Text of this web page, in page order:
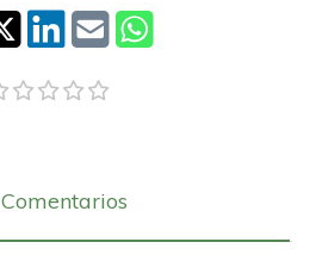
Comentarios